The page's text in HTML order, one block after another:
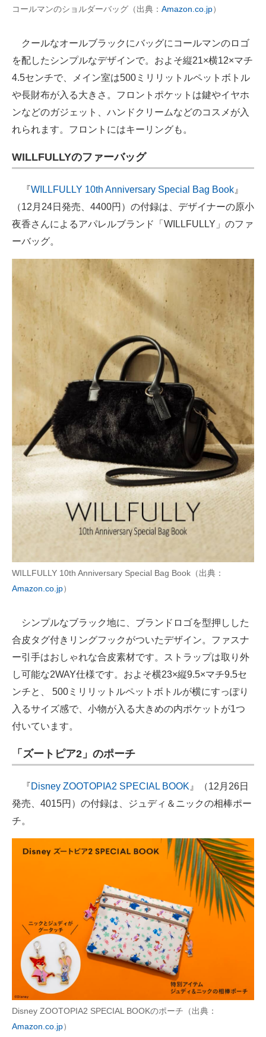
コールマンのショルダーバッグ（出典： Amazon.co.jp）
クールなオールブラックにバッグにコールマンのロゴ
を配したシンプルなデザインで。およそ縦21×横12×マチ
4.5センチで、メイン室は500ミリリットルペットボトル
や長財布が入る大きさ。フロントポケットは鍵やイヤホ
ンなどのガジェット、ハンドクリームなどのコスメが入
れられます。フロントにはキーリングも。
WILLFULLYのファーバッグ
『WILLFULLY 10th Anniversary Special Bag Book 』
（12月24日発売、4400円）の付録は、デザイナーの原小
夜香さんによるアパレルブランド「WILLFULLY」のファ
ーバッグ。
WILLFULLY 10th Anniversary Special Bag Book（出典：
Amazon.co.jp）
シンプルなブラック地に、ブランドロゴを型押しした
合皮タグ付きリングフックがついたデザイン。ファスナ
ー引手はおしゃれな合皮素材です。ストラップは取り外
し可能な2WAY仕様です。およそ横23×縦9.5×マチ9.5セ
ンチと、 500ミリリットルペットボトルが横にすっぽり
入るサイズ感で、小物が入る大きめの内ポケットが1つ
付いています。
「ズートピア2」のポーチ
『Disney ZOOTOPIA2 SPECIAL BOOK 』（12月26日
発売、4015円）の付録は、ジュディ＆ニックの相棒ポー
チ。
Disney ZOOTOPIA2 SPECIAL BOOKのポーチ（出典：
Amazon.co.jp）